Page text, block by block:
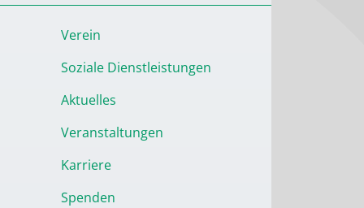
Verein
Soziale Dienstleistungen
Aktuelles
Veranstaltungen
Karriere
Spenden